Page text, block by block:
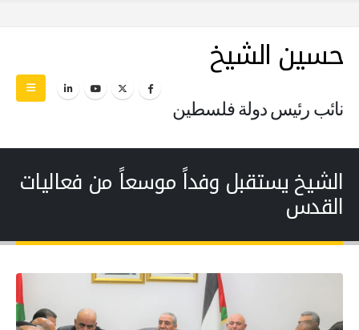
حسين الشيخ
نائب رئيس دولة فلسطين
الشيخ يستقبل وفداً موسعاً من فعاليات
القدس